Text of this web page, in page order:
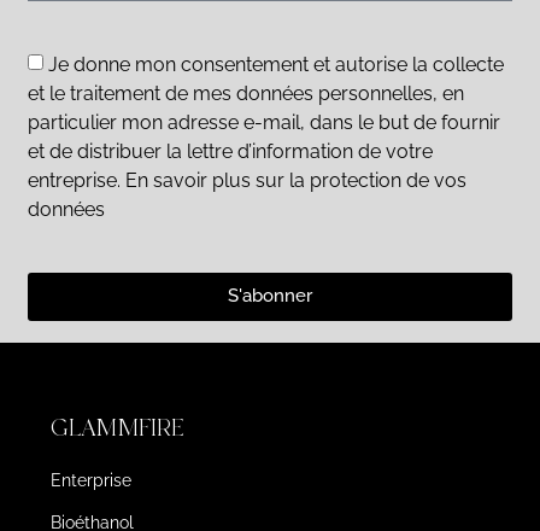
Je donne mon consentement et autorise la collecte
et le traitement de mes données personnelles, en
particulier mon adresse e-mail, dans le but de fournir
et de distribuer la lettre d’information de votre
entreprise. En savoir plus sur la protection de vos
données
S'abonner
GLAMMFIRE
Enterprise
Bioéthanol